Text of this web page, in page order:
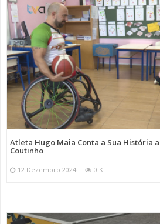
Atleta Hugo Maia Conta a Sua História
Coutinho
12 Dezembro 2024 0 K